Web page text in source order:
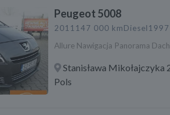
Peugeot 5008
2011147 000 kmDiesel1997
Allure Nawigacja Panorama
Stanisława Mikołajczyka
Pols